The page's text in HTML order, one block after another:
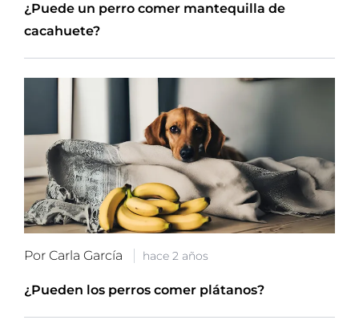
¿Puede un perro comer mantequilla de
cacahuete?
Por Carla García hace 2 años
¿Pueden los perros comer plátanos?